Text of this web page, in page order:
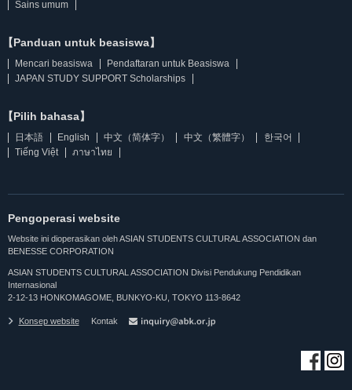
Sains umum
【Panduan untuk beasiswa】
Mencari beasiswa
Pendaftaran untuk Beasiswa
JAPAN STUDY SUPPORT Scholarships
【Pilih bahasa】
日本語 English 中文（简体字） 中文（繁體字）
한국어
Tiếng Việt
ภาษาไทย
Pengoperasi website
Website ini dioperasikan oleh ASIAN STUDENTS CULTURAL ASSOCIATION dan
BENESSE CORPORATION
ASIAN STUDENTS CULTURAL ASSOCIATION Divisi Pendukung Pendidikan
Internasional
2-12-13 HONKOMAGOME, BUNKYO-KU, TOKYO 113-8642
Konsep website Kontak